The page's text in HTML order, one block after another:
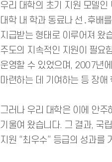
우리 대학의 초기 지원 모델인
대학 내 학과 동료나 선․후배
지급받는 형태로 이루어져 왔
주도의 지속적인 지원이 필요
운영할 수 있었으며, 2007년에
마련하는 데 기여하는 등 장
그러나 우리 대학은 이에 안
기울여 왔습니다. 그 결과, 국
지원 “최우수” 등급의 성과를